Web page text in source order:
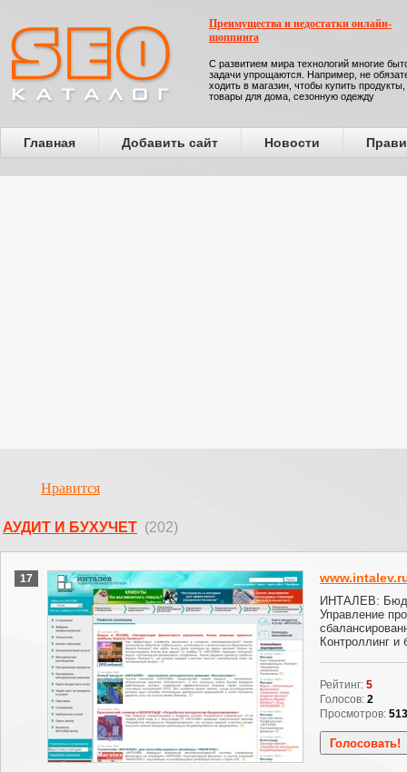
Преимущества и недостатки онлайн-
шоппинга
С развитием мира технологий многие
задачи упрощаются. Например, не
ходить в магазин, чтобы купить продукты,
товары для дома, сезонную одежду
Главная Добавить сайт Новости
Нравится
АУДИТ И БУХУЧЕТ (202)
17
ИНТАЛЕВ:
Управление
Контроллинг и
Рейтинг: 5
Голосов: 2
Просмотров: